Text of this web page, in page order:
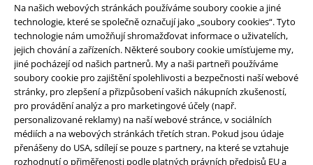
Na našich webových stránkách používáme soubory cookie a jiné
technologie, které se společně označují jako „soubory cookies“. Tyto
technologie nám umožňují shromažďovat informace o uživatelích,
jejich chování a zařízeních. Některé soubory cookie umísťujeme my,
jiné pocházejí od našich partnerů. My a naši partneři používáme
soubory cookie pro zajištění spolehlivosti a bezpečnosti naší webové
stránky, pro zlepšení a přizpůsobení vašich nákupních zkušeností,
pro provádění analýz a pro marketingové účely (např.
personalizované reklamy) na naší webové stránce, v sociálních
médiích a na webových stránkách třetích stran. Pokud jsou údaje
přenášeny do USA, sdílejí se pouze s partnery, na které se vztahuje
rozhodnutí o přiměřenosti podle platných právních předpisů EU a
Právní informace
Podmínky